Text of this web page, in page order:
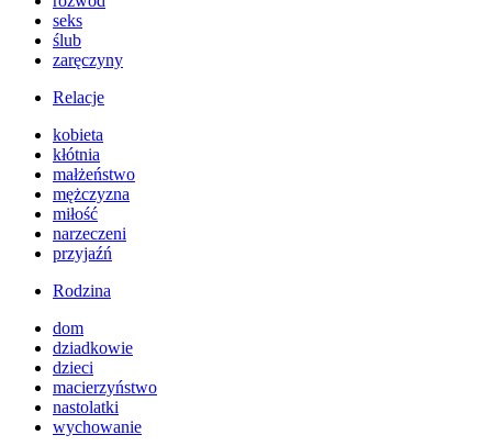
seks
ślub
zaręczyny
Relacje
kobieta
kłótnia
małżeństwo
mężczyzna
miłość
narzeczeni
przyjaźń
Rodzina
dom
dziadkowie
dzieci
macierzyństwo
nastolatki
wychowanie